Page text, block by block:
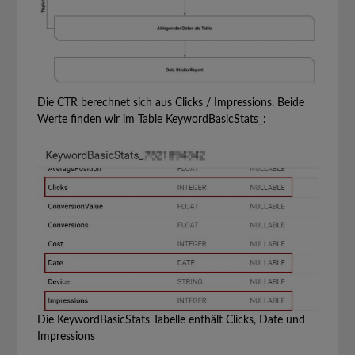
Die CTR berechnet sich aus Clicks / Impressions. Beide
Werte finden wir im Table KeywordBasicStats_:
Die KeywordBasicStats Tabelle enthält Clicks, Date und
Impressions